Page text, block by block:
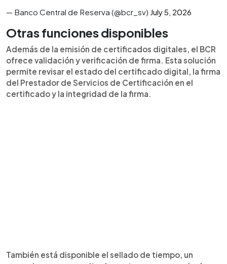
— Banco Central de Reserva (@bcr_sv) July 5, 2026
Otras funciones disponibles
Además de la emisión de certificados digitales, el BCR
ofrece validación y verificación de firma. Esta solución
permite revisar el estado del certificado digital, la firma
del Prestador de Servicios de Certificación en el
certificado y la integridad de la firma.
También está disponible el sellado de tiempo, un